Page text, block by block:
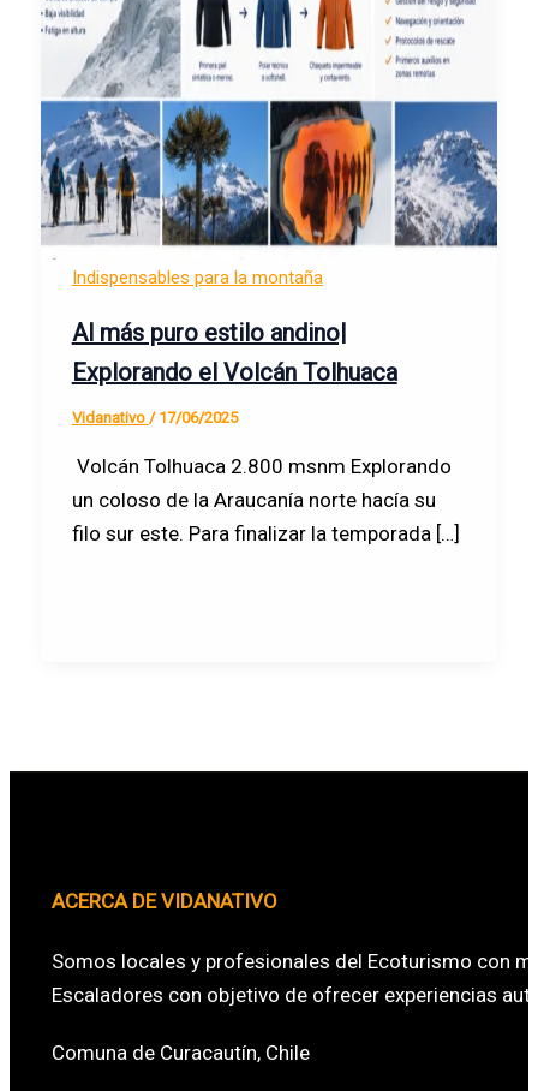
Indispensables para la montaña
Al más puro estilo andino|
Explorando el Volcán Tolhuaca
Vidanativo / 17/06/2025
Volcán Tolhuaca 2.800 msnm Explorando
un coloso de la Araucanía norte hacía su
filo sur este. Para finalizar la temporada […]
ACERCA DE VIDANATIVO
Somos locales y profesionales del Ecoturismo con
Escaladores con objetivo de ofrecer experiencias
Comuna de Curacautín, Chile